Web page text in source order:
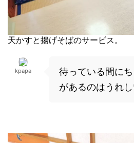
天かすと揚げそばのサービス。
kpapa
待っている間に
があるのはうれ